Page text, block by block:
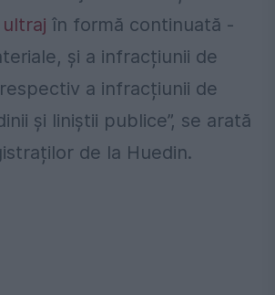
ultraj în formă continuată -
și a infracțiunii de
a infracțiunii de
și liniștii publice”, se arată
de la Huedin.